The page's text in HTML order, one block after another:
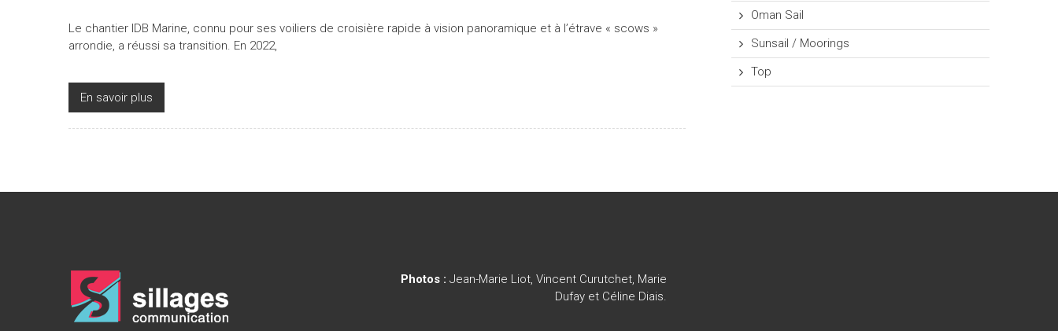
Le chantier IDB Marine, connu pour ses voiliers de croisière rapide à vision panoramique et à l’étrave « scows »
arrondie, a réussi sa transition. En 2022,
En savoir plus
Oman Sail
Sunsail / Moorings
Top
Photos : Jean-Marie Liot, Vincent Curutchet, Marie
Dufay et Céline Diais.